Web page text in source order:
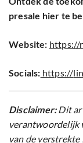
presale hier te
Website: https://
Socials: https://
Disclaimer:Dit
verantwoordelijk
van de